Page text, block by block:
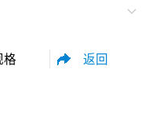
格 返回